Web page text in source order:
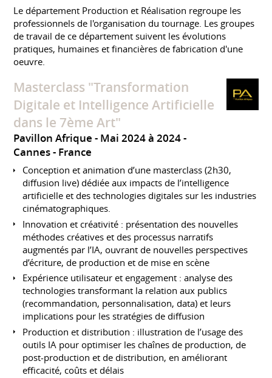
Le département Production et Réalisation regroupe les
professionnels de l'organisation du tournage. Les groupes
de travail de ce département suivent les évolutions
pratiques, humaines et financières de fabrication d'une
oeuvre.
Masterclass "Transformation
Digitale et Intelligence Artificielle
dans le 7ème Art"
Pavillon Afrique
Mai 2024 à 2024
Cannes
France
Conception et animation d’une masterclass (2h30,
diffusion live) dédiée aux impacts de l’intelligence
artificielle et des technologies digitales sur les industries
cinématographiques.
Innovation et créativité : présentation des nouvelles
méthodes créatives et des processus narratifs
augmentés par l’IA, ouvrant de nouvelles perspectives
d’écriture, de production et de mise en scène
Expérience utilisateur et engagement : analyse des
technologies transformant la relation aux publics
(recommandation, personnalisation, data) et leurs
implications pour les stratégies de diffusion
Production et distribution : illustration de l’usage des
outils IA pour optimiser les chaînes de production, de
post-production et de distribution, en améliorant
efficacité, coûts et délais